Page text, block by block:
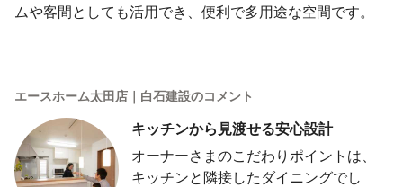
ムや客間としても活用でき、便利で多用途な空間です。
エースホーム太田店｜白石建設のコメント
キッチンから見渡せる安心設計
オーナーさまのこだわりポイントは、
キッチンと隣接したダイニングでし